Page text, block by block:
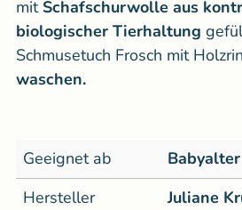
mit Schafschurwolle aus
biologischer Tierhaltung
Schmusetuch Frosch mit
waschen.
Geeignet ab
Babyalter
Hersteller
Juliane